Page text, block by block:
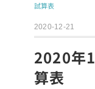
試算表
2020-12-21
2020年
算表